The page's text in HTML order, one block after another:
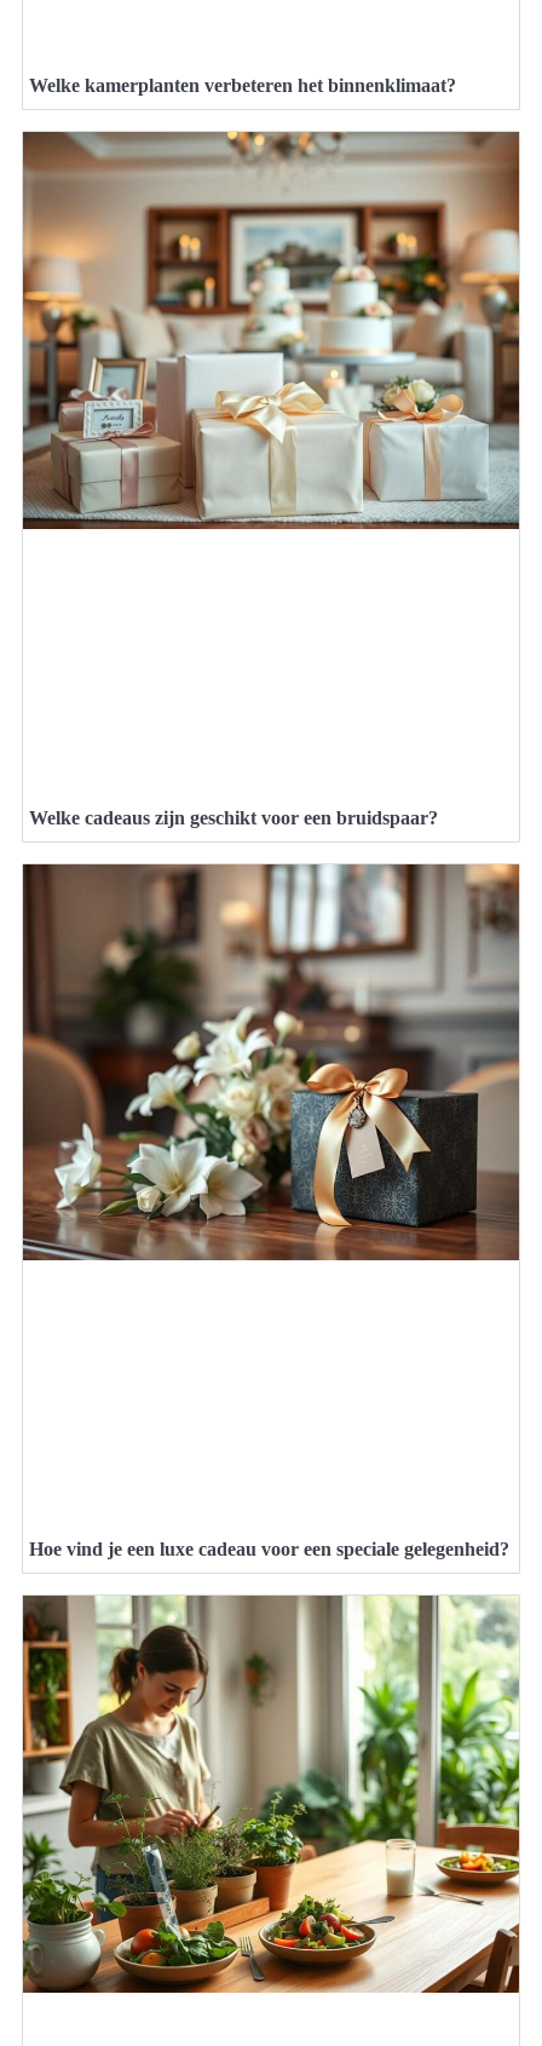
Welke kamerplanten verbeteren het binnenklimaat?
Welke cadeaus zijn geschikt voor een bruidspaar?
Hoe vind je een luxe cadeau voor een speciale gelegenheid?